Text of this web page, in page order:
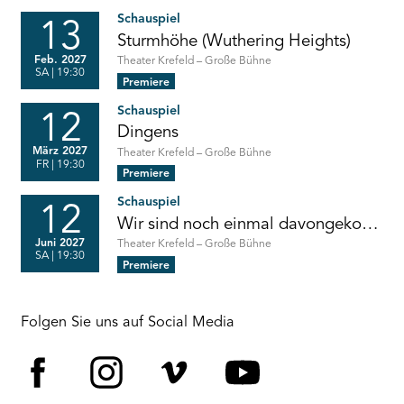
Fassung
von
Ulrich
Blumenbach
und
Nils
Uraufführung
13
Feb. 2027
SA| 19:30
Schauspiel
Sturmhöhe (Wuthering Heights)
Von
Emily
Brontë
Theater Krefeld – Große Bühne
Premiere
12
März 2027
FR| 19:30
Schauspiel
Dingens
Von
Hanoch
Levin
aus
dem
Hebräischen
von
Matthias
Naumann
Theater Krefeld – Große Bühne
Premiere
12
Juni 2027
SA| 19:30
Schauspiel
Wir sind noch einmal davongekommen
Von
Thornton
Wilder
Barbara
Theater Krefeld – Große Bühne
Premiere
Folgen Sie uns auf Social Media